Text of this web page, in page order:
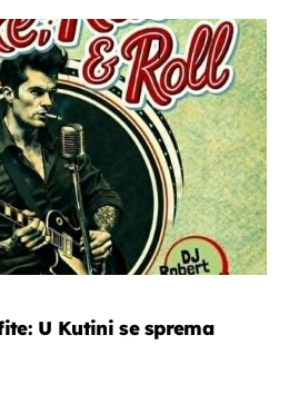
U Kutini se sprema